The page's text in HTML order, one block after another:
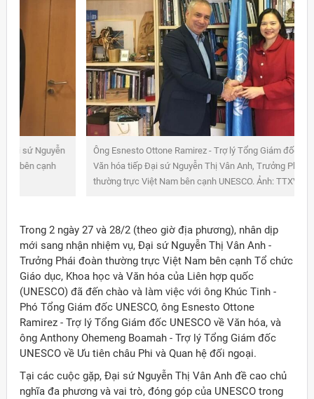
Ông Esnesto Ottone Ramirez - Trợ lý Tổng Giám đốc UNESCO về
Văn hóa tiếp Đại sứ Nguyễn Thị Vân Anh, Trưởng Phái đoàn
thường trực Việt Nam bên cạnh UNESCO. Ảnh: TTXVN phát
Trong 2 ngày 27 và 28/2 (theo giờ địa phương), nhân dịp
mới sang nhận nhiệm vụ, Đại sứ Nguyễn Thị Vân Anh -
Trưởng Phái đoàn thường trực Việt Nam bên cạnh Tổ chức
Giáo dục, Khoa học và Văn hóa của Liên hợp quốc
(UNESCO) đã đến chào và làm việc với ông Khúc Tinh -
Phó Tổng Giám đốc UNESCO, ông Esnesto Ottone
Ramirez - Trợ lý Tổng Giám đốc UNESCO về Văn hóa, và
ông Anthony Ohemeng Boamah - Trợ lý Tổng Giám đốc
UNESCO về Ưu tiên châu Phi và Quan hệ đối ngoại.
Tại các cuộc gặp, Đại sứ Nguyễn Thị Vân Anh đề cao chủ
nghĩa đa phương và vai trò, đóng góp của UNESCO trong